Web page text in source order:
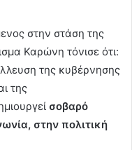
στην στάση της
Καρώνη τόνισε ότι:
της κυβέρνησης
της
σοβαρό
στην πολιτική